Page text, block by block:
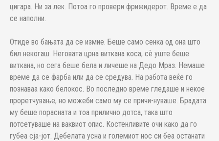
цигара. Ни за лек. Потоа го провери фрижидерот. Време е да
се наполни.
Отиде во бањата да се измие. Беше само сенка од она што
бил некогаш. Неговата црна виткана коса, сѐ уште беше
виткана, но сега беше бела и личеше на Дедо Мраз. Немаше
време да се фарба или да се средува. На работа веќе го
познаваа како белокос. Во последно време гледаше и некое
проретчување, но можеби само му се причи-нуваше. Брадата
му беше порасната и тоа прилично дотса, така што
потсетуваше на ваквиот опис. Костенливите очи како да го
губеа сја-јот. Дебелата усна и големиот нос си беа останати